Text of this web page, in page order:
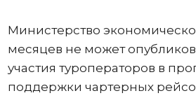
Министерство
месяцев не может
участия туроператоров в
поддержки чартерных